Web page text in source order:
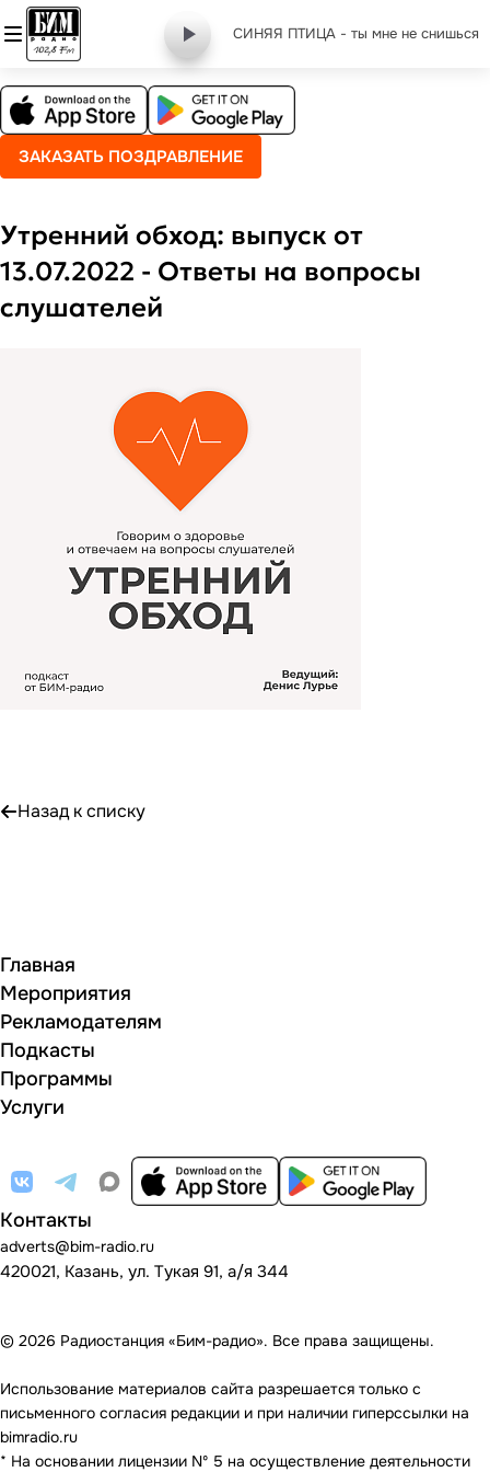
СИНЯЯ ПТИЦА - ты мне не снишься
ЗАКАЗАТЬ ПОЗДРАВЛЕНИЕ
Утренний обход: выпуск от
13.07.2022 - Ответы на вопросы
слушателей
Назад к списку
Главная
Мероприятия
Рекламодателям
Подкасты
Программы
Услуги
Контакты
adverts@bim-radio.ru
420021, Казань, ул. Тукая 91, а/я 344
© 2026 Радиостанция «Бим-радио». Все права защищены.
Использование материалов сайта разрешается только с
письменного согласия редакции и при наличии гиперссылки на
bimradio.ru
* На основании лицензии Nº 5 на осуществление деятельности